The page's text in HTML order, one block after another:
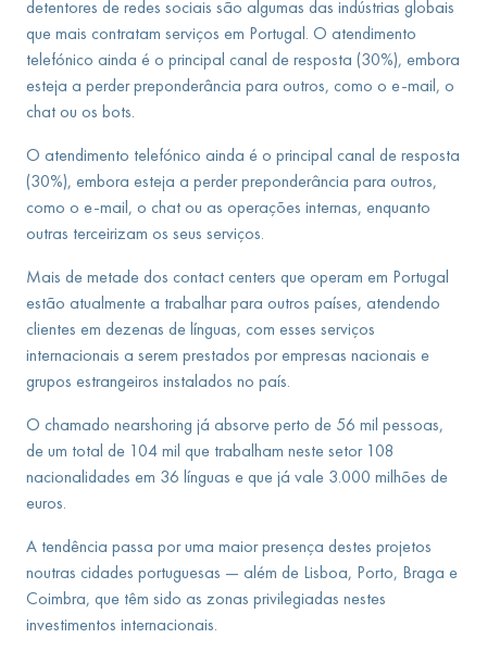
detentores de redes sociais são algumas das indústrias globais
que mais contratam serviços em Portugal. O atendimento
telefónico ainda é o principal canal de resposta (30%), embora
esteja a perder preponderância para outros, como o e-mail, o
chat ou os bots.
O atendimento telefónico ainda é o principal canal de resposta
(30%), embora esteja a perder preponderância para outros,
como o e-mail, o chat ou as operações internas, enquanto
outras terceirizam os seus serviços.
Mais de metade dos contact centers que operam em Portugal
estão atualmente a trabalhar para outros países, atendendo
clientes em dezenas de línguas, com esses serviços
internacionais a serem prestados por empresas nacionais e
grupos estrangeiros instalados no país.
O chamado nearshoring já absorve perto de 56 mil pessoas,
de um total de 104 mil que trabalham neste setor 108
nacionalidades em 36 línguas e que já vale 3.000 milhões de
euros.
A tendência passa por uma maior presença destes projetos
noutras cidades portuguesas — além de Lisboa, Porto, Braga e
Coimbra, que têm sido as zonas privilegiadas nestes
investimentos internacionais.